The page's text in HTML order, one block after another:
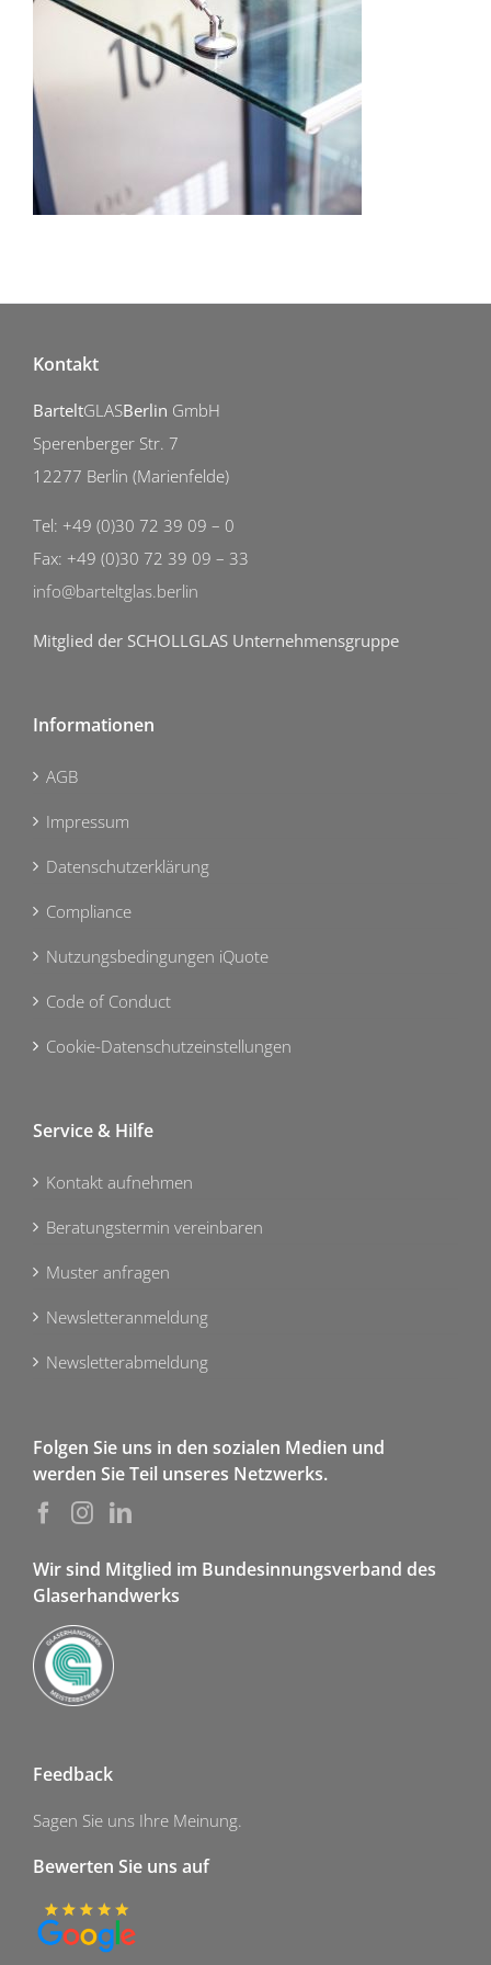
Kontakt
BarteltGLASBerlin GmbH
Sperenberger Str. 7
12277 Berlin (Marienfelde)
Tel: +49 (0)30 72 39 09 – 0
Fax: +49 (0)30 72 39 09 – 33
info@barteltglas.berlin
Mitglied der SCHOLLGLAS Unternehmensgruppe
Informationen
AGB
Impressum
Datenschutzerklärung
Compliance
Nutzungsbedingungen iQuote
Code of Conduct
Cookie-Datenschutzeinstellungen
Service & Hilfe
Kontakt aufnehmen
Beratungstermin vereinbaren
Muster anfragen
Newsletteranmeldung
Newsletterabmeldung
Folgen Sie uns in den sozialen Medien und
werden Sie Teil unseres Netzwerks.
Wir sind Mitglied im Bundesinnungsverband des
Glaserhandwerks
Feedback
Sagen Sie uns Ihre Meinung.
Bewerten Sie uns auf